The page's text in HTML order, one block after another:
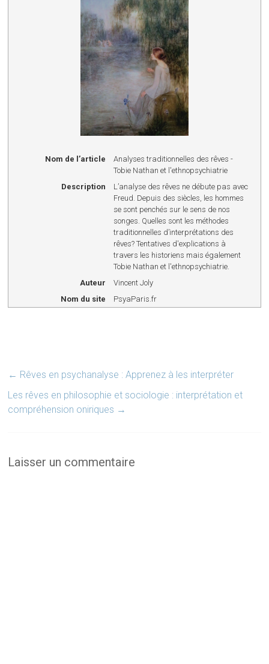
Nom de l’article
Analyses traditionnelles des rêves -
Tobie Nathan et l'ethnopsychiatrie
Description
L’analyse des rêves ne débute pas avec
Freud. Depuis des siècles, les hommes
se sont penchés sur le sens de nos
songes. Quelles sont les méthodes
traditionnelles d’interprétations des
rêves? Tentatives d'explications à
travers les historiens mais également
Tobie Nathan et l'ethnopsychiatrie.
Auteur
Vincent Joly
Nom du site
PsyaParis.fr
← Rêves en psychanalyse : Apprenez à les interpréter
Les rêves en philosophie et sociologie : interprétation et
compréhension oniriques →
Laisser un commentaire